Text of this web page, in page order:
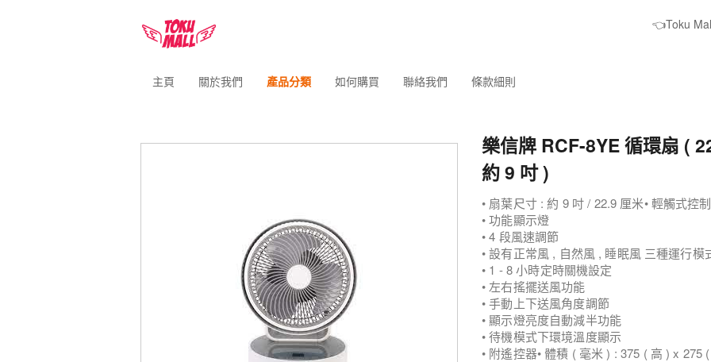
👈Toku
主頁 關於我們 產品分類 如何購買 聯絡我們 條款細則
樂信牌 RCF-8YE 循環扇 (
約 9 吋 )
• 扇葉尺寸 : 約 9 吋 / 22.9 厘米• 輕觸式控
• 功能顯示燈
• 4 段風速調節
• 設有正常風 , 自然風 , 睡眠風 三種運行模
• 1 - 8 小時定時關機設定
• 左右搖擺送風功能
• 手動上下送風角度調節
• 顯示燈亮度自動減半功能
• 待機模式下環境溫度顯示
• 附遙控器• 體積 ( 毫米 ) : 375 ( 高 ) x 275